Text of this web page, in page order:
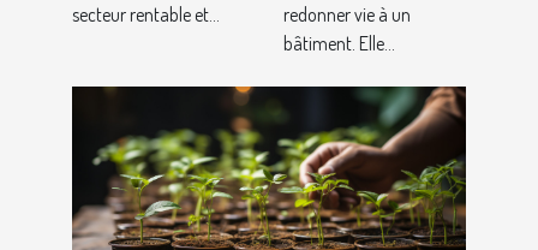
secteur rentable et...
redonner vie à un
bâtiment. Elle...